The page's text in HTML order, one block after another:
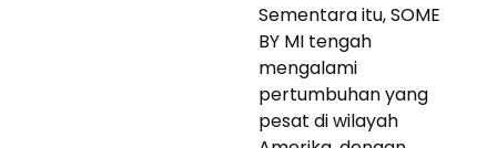
Sementara itu, SOME
BY MI tengah
mengalami
pertumbuhan yang
pesat di wilayah